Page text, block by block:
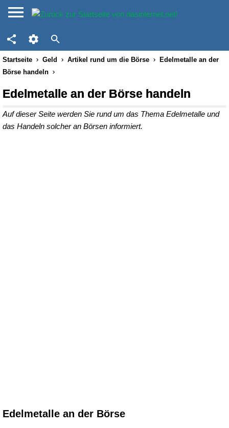
Startseite Geld Artikel rund um die Börse
Edelmetalle an der
Börse handeln
Edelmetalle an der Börse handeln
Auf dieser Seite werden Sie rund um das Thema Edelmetalle und
das Handeln solcher an Börsen informiert.
Edelmetalle an der Börse